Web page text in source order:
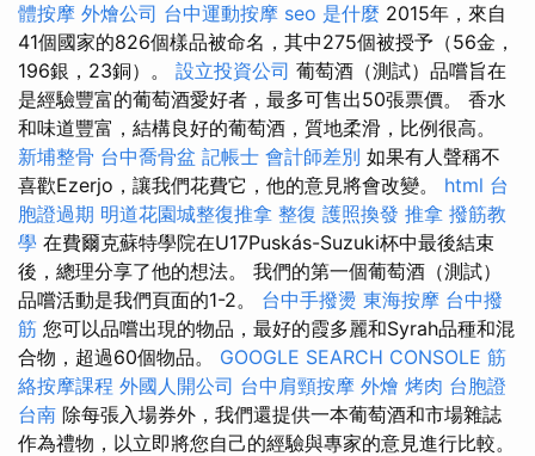
體按摩 外燴公司 台中運動按摩 seo 是什麼 2015年，來自
41個國家的826個樣品被命名，其中275個被授予（56金，
196銀，23銅）。 設立投資公司 葡萄酒（測試）品嚐旨在
是經驗豐富的葡萄酒愛好者，最多可售出50張票價。 香水
和味道豐富，結構良好的葡萄酒，質地柔滑，比例很高。
新埔整骨 台中喬骨盆 記帳士 會計師差別 如果有人聲稱不
喜歡Ezerjo，讓我們花費它，他的意見將會改變。 html 台
胞證過期 明道花園城整復推拿 整復 護照換發 推拿 撥筋教
學 在費爾克蘇特學院在U17Puskás-Suzuki杯中最後結束
後，總理分享了他的想法。 我們的第一個葡萄酒（測試）
品嚐活動是我們頁面的1-2。 台中手撥燙 東海按摩 台中撥
筋 您可以品嚐出現的物品，最好的霞多麗和Syrah品種和混
合物，超過60個物品。 GOOGLE SEARCH CONSOLE 筋
絡按摩課程 外國人開公司 台中肩頸按摩 外燴 烤肉 台胞證
台南 除每張入場券外，我們還提供一本葡萄酒和市場雜誌
作為禮物，以立即將您自己的經驗與專家的意見進行比較。